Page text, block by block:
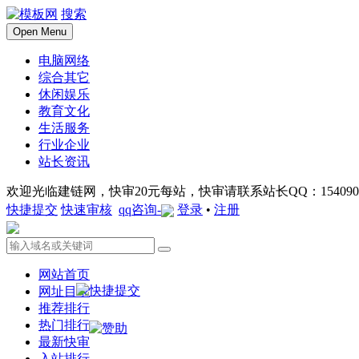
搜索
Open Menu
电脑网络
综合其它
休闲娱乐
教育文化
生活服务
行业企业
站长资讯
欢迎光临建链网，快审20元每站，快审请联系站长QQ：
快捷提交 快速审核 qq咨询- 登录 • 注册
网站首页
网址目录
推荐排行
热门排行
最新快审